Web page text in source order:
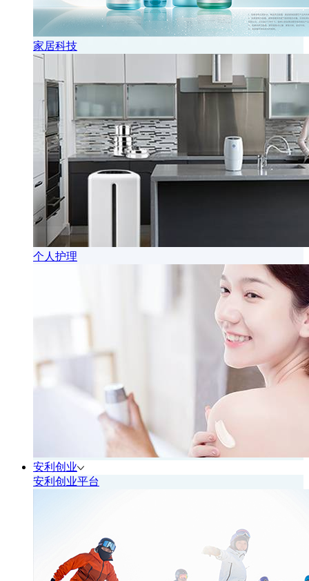
家居科技
个人护理
安利创业
安利创业平台